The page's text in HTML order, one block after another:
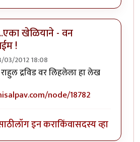
खेळियाने - वन
!
03/2012 18:08
द्रविड बद्द्ल पण लिहाbyपक पक पक
राहुल द्रविड वर लिहलेला हालेख
node/18782
लॉग इन कराकिंवासदस्य व्हा